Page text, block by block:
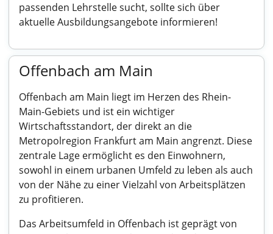
passenden Lehrstelle sucht, sollte sich über
aktuelle Ausbildungsangebote informieren!
Offenbach am Main
Offenbach am Main liegt im Herzen des Rhein-
Main-Gebiets und ist ein wichtiger
Wirtschaftsstandort, der direkt an die
Metropolregion Frankfurt am Main angrenzt. Diese
zentrale Lage ermöglicht es den Einwohnern,
sowohl in einem urbanen Umfeld zu leben als auch
von der Nähe zu einer Vielzahl von Arbeitsplätzen
zu profitieren.
Das Arbeitsumfeld in Offenbach ist geprägt von